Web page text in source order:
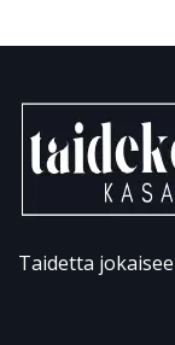
Taidetta